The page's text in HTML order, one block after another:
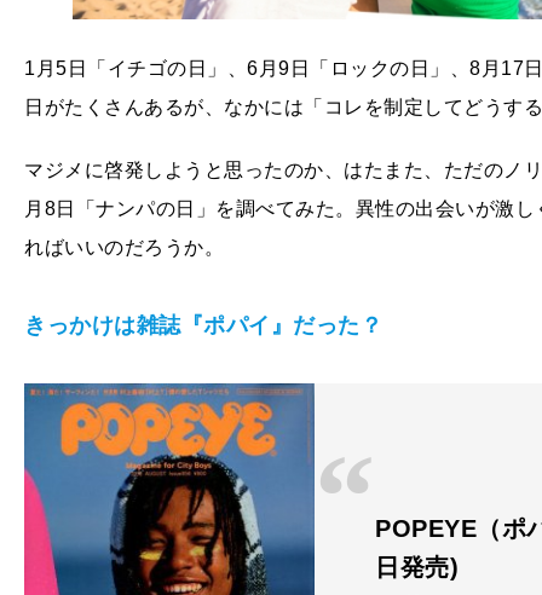
1月5日「イチゴの日」、6月9日「ロックの日」、8月
日がたくさんあるが、なかには「コレを制定してどうす
マジメに啓発しようと思ったのか、はたまた、ただのノ
月8日「ナンパの日」を調べてみた。異性の出会いが激
ればいいのだろうか。
きっかけは雑誌『ポパイ』だった？
POPEYE（ポ
日発売)